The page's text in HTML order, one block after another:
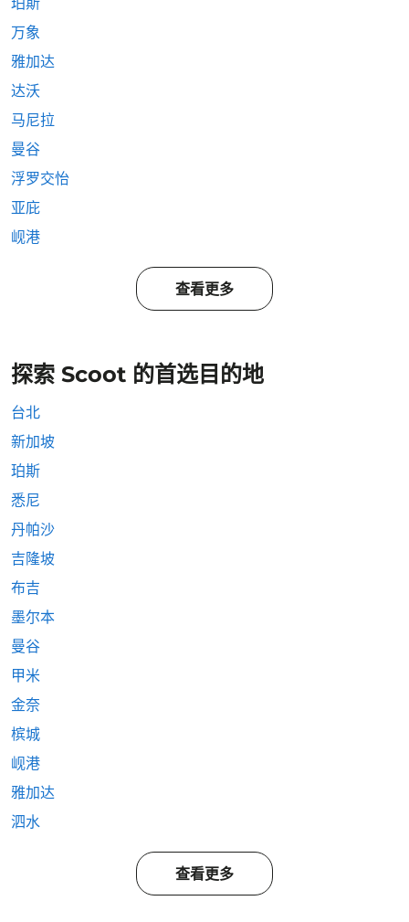
万象
雅加达
达沃
马尼拉
曼谷
浮罗交怡
亚庇
岘港
查看更多
探索 Scoot 的首选目的地
台北
新加坡
珀斯
悉尼
丹帕沙
吉隆坡
布吉
墨尔本
曼谷
甲米
金奈
槟城
岘港
雅加达
泗水
查看更多